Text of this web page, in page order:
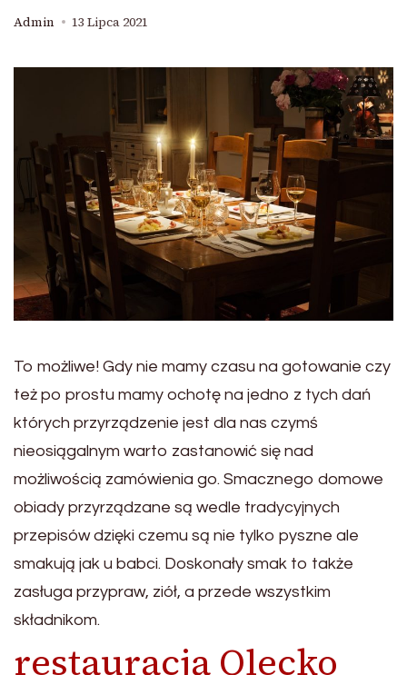
Admin 13 Lipca 2021
To możliwe! Gdy nie mamy czasu na gotowanie czy
też po prostu mamy ochotę na jedno z tych dań
których przyrządzenie jest dla nas czymś
nieosiągalnym warto zastanowić się nad
możliwością zamówienia go. Smacznego domowe
obiady przyrządzane są wedle tradycyjnych
przepisów dzięki czemu są nie tylko pyszne ale
smakują jak u babci. Doskonały smak to także
zasługa przypraw, ziół, a przede wszystkim
składnikom.
restauracja Olecko